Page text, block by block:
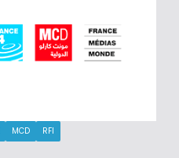
MCD
RFI